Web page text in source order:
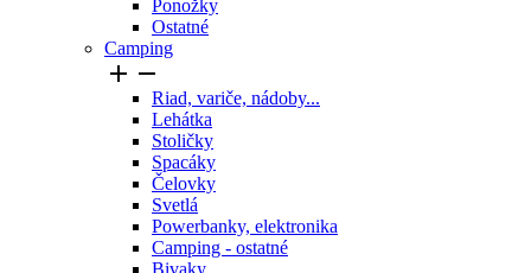
Ponožky
Ostatné
Camping
 
Riad, variče, nádoby...
Lehátka
Stoličky
Spacáky
Čelovky
Svetlá
Powerbanky, elektronika
Camping - ostatné